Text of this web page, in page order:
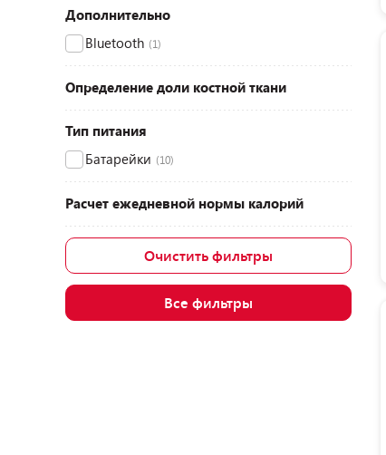
Дополнительно
Bluetooth (1)
Определение доли костной ткани
Тип питания
Батарейки (10)
Расчет ежедневной нормы калорий
Очистить фильтры
Все фильтры